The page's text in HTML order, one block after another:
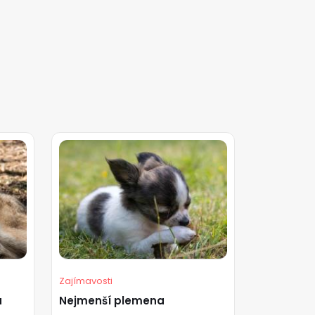
Zajímavosti
Nejmenší plemena